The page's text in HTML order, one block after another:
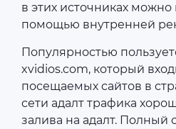
в этих источниках
помощью внутренней
Популярностью
xvidios.com, который
посещаемых сайтов в
сети адалт трафика
залива на адалт. Полный